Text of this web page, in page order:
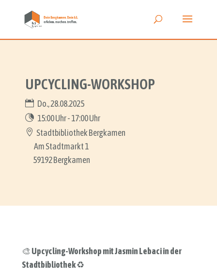
UPCYCLING-WORKSHOP
Do., 28.08.2025
15:00 Uhr - 17:00 Uhr
Stadtbibliothek Bergkamen
Am Stadtmarkt 1
59192 Bergkamen
🎨 Upcycling-Workshop mit Jasmin Lebaci in der
Stadtbibliothek♻️